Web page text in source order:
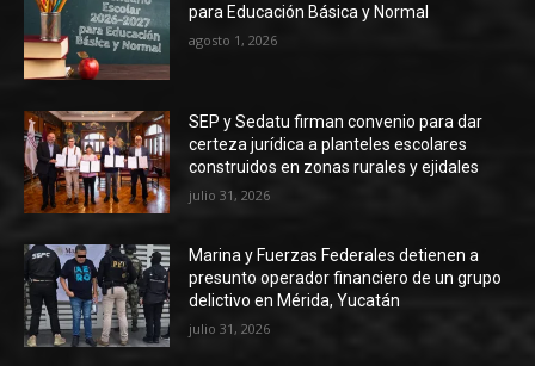
para Educación Básica y Normal
agosto 1, 2026
SEP y Sedatu firman convenio para dar
certeza jurídica a planteles escolares
construidos en zonas rurales y ejidales
julio 31, 2026
Marina y Fuerzas Federales detienen a
presunto operador financiero de un grupo
delictivo en Mérida, Yucatán
julio 31, 2026